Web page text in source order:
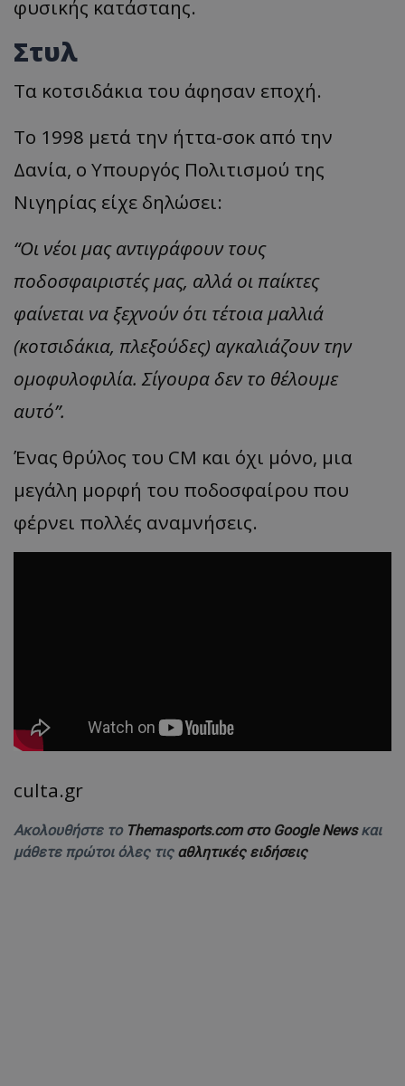
φυσικής κατάσταης.
Στυλ
Τα κοτσιδάκια του άφησαν εποχή.
To 1998 μετά την ήττα-σοκ από την
Δανία, ο Υπουργός Πολιτισμού της
Νιγηρίας είχε δηλώσει:
“Οι νέοι μας αντιγράφουν τους
ποδοσφαιριστές μας, αλλά οι παίκτες
φαίνεται να ξεχνούν ότι τέτοια μαλλιά
(κοτσιδάκια, πλεξούδες) αγκαλιάζουν την
ομοφυλοφιλία. Σίγουρα δεν το θέλουμε
αυτό”.
Ένας θρύλος του CM και όχι μόνο, μια
μεγάλη μορφή του ποδοσφαίρου που
φέρνει πολλές αναμνήσεις.
culta.gr
Ακολουθήστε το Themasports.com στο Google Newsκαι
μάθετε πρώτοι όλες τις αθλητικές ειδήσεις